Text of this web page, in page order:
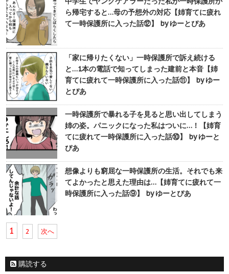
ら帰宅すると…母の予想外の対応【姉育てに疲れ
て一時保護所に入った話⑫】 by ゆーとぴあ
「家に帰りたくない」一時保護所で訴え続ける
と…1本の電話で知ってしまった建前と本音【姉
育てに疲れて一時保護所に入った話⑪】 by ゆー
とぴあ
一時保護所で暴れる子を見ると思い出してしまう
姉の姿。パニックになった私はついに…！【姉育
てに疲れて一時保護所に入った話⑩】 by ゆーと
ぴあ
想像よりも窮屈な一時保護所の生活。それでも来
てよかったと思えた理由は…【姉育てに疲れて一
時保護所に入った話⑨】 by ゆーとぴあ
1 2 次へ
購読する